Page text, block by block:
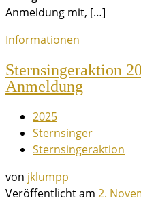
Anmeldung mit, […]
Informationen
Sternsingeraktion
Anmeldung
2025
Sternsinger
Sternsingeraktion
von jklumpp
Veröffentlicht am 2.